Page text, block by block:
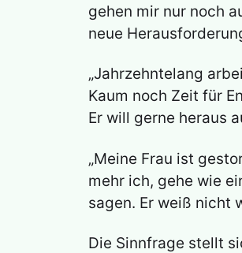
gehen mir nur noch
neue
„Jahrzehntelang
Kaum noch Zeit für
Er will gerne heraus
„Meine Frau ist
mehr ich, gehe wie
sagen. Er weiß nicht
Die Sinnfrage stellt